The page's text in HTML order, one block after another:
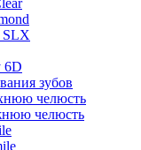
SLX
6D
зубов
челюсть
челюсть